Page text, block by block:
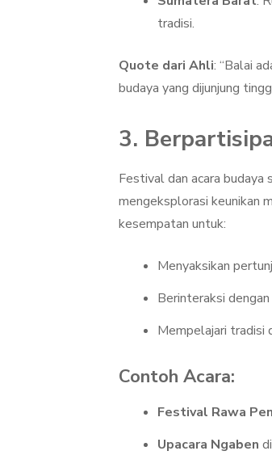
tradisi.
Quote dari Ahli: “Balai
budaya yang dijunjung
3.
Festival dan acara budaya
mengeksplorasi keunikan
kesempatan untuk:
Menyaksikan
Berinteraksi
Mempelajari tradisi
Contoh Acara:
Festival Rawa
Upacara Ngaben